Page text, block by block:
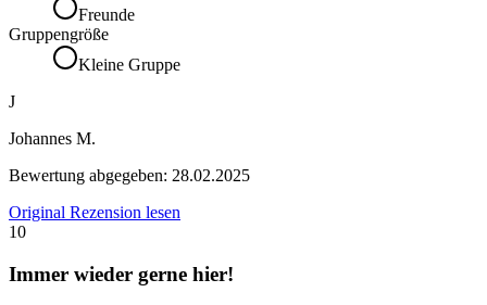
Freunde
Gruppengröße
Kleine Gruppe
J
Johannes M.
Bewertung abgegeben: 28.02.2025
Original Rezension lesen
10
Immer wieder gerne hier!